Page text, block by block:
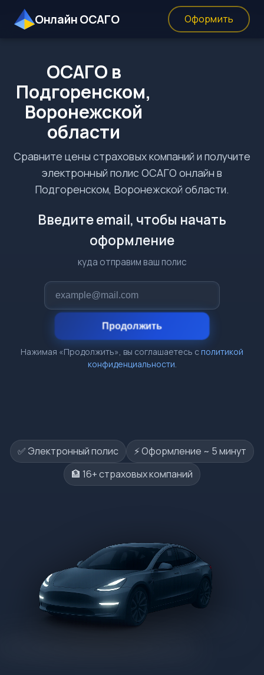
Онлайн ОСАГО Оформить
ОСАГО в
Подгоренском,
Воронежской
области
Сравните цены страховых компаний и получите
электронный полис ОСАГО онлайн в
Подгоренском, Воронежской области.
Введите email, чтобы начать
оформление
куда отправим ваш полис
Продолжить
Нажимая «Продолжить», вы соглашаетесь сполитикой
конфиденциальности.
✅ Электронный полис
⚡️ Оформление ~ 5 минут
🏦 16+ страховых компаний